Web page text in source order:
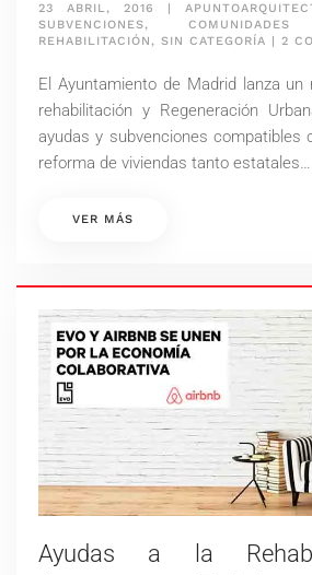
23 ABRIL, 2016
SUBVENCIONES,
REHABILITACIÓN, SIN CATEGORÍA 2
El Ayuntamiento de Madrid lanza un
rehabilitación y Regeneración
ayudas y subvenciones compatibles
reforma de viviendas tanto estatales…
VER MÁS
Ayudas a la